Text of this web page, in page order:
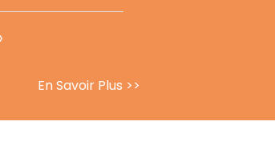
En Savoir Plus >>